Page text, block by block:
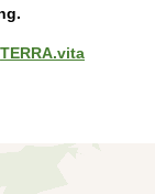
TERRA.vita